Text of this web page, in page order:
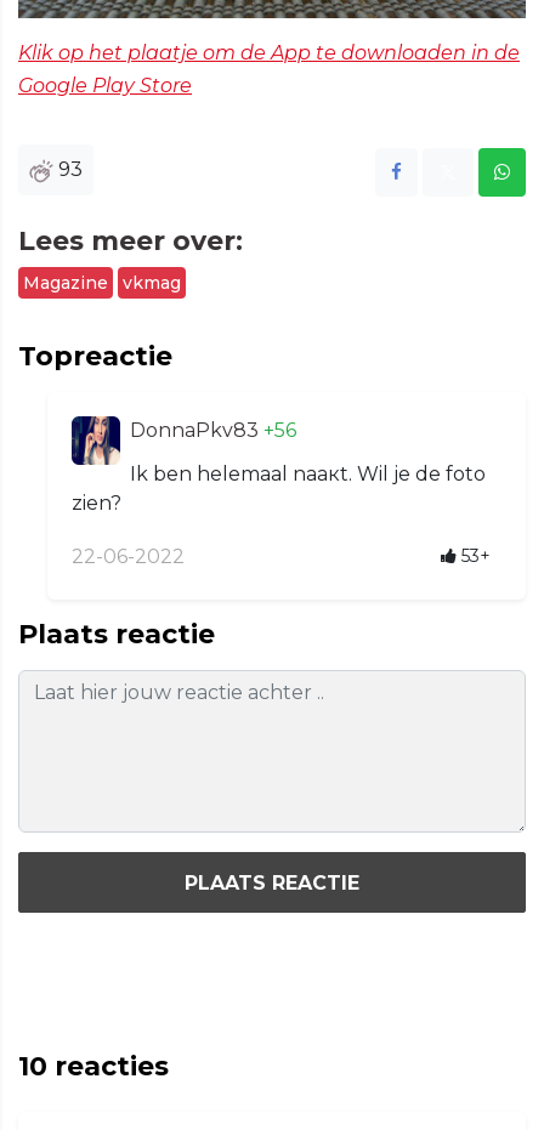
Klik op het plaatje om de App te downloaden in de
Google Play Store
93
Lees meer over:
Magazine vkmag
Topreactie
DonnaPkv83 +56
Ik bеn hеlеmааl nаaкt. Wil jе dе foto
zien?
22-06-2022 53+
Plaats reactie
PLAATS REACTIE
10 reacties